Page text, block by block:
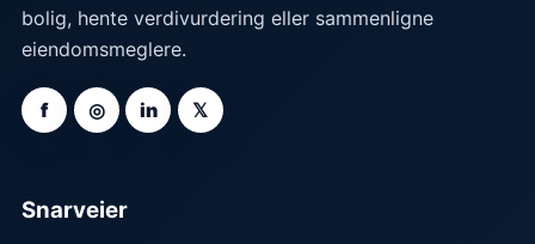
bolig, hente verdivurdering eller sammenligne
eiendomsmeglere.
f ◎ in 𝕏
Snarveier